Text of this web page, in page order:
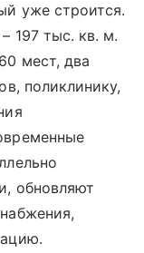
уже строится.
197 тыс. кв. м.
мест, два
поликлинику,
обновляют